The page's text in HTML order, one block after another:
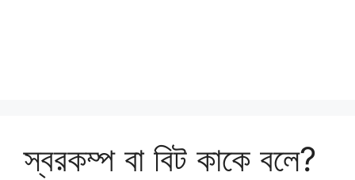
স্বরকম্প বা বিট কাকে বলে?